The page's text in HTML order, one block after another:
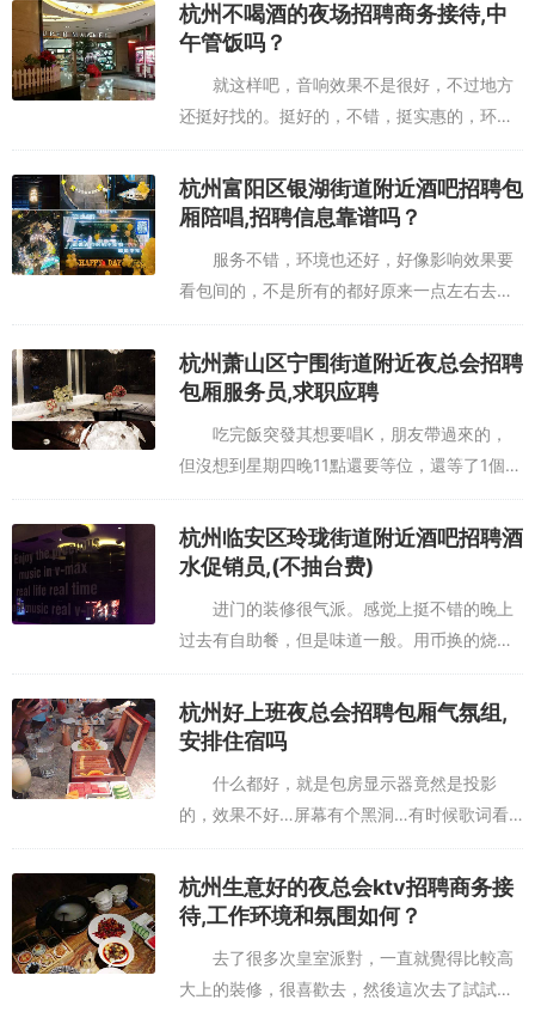
杭州不喝酒的夜场招聘商务接待,中
午管饭吗？
就这样吧，音响效果不是很好，不过地方
还挺好找的。挺好的，不错，挺实惠的，环境
也不错有多少人来纯K是为了吃哈哈哈～两个
人吃不了太多就点了几样比较招牌滴卤肉饭怎
么说～我觉得无功无过可能我比...
杭州富阳区银湖街道附近酒吧招聘包
厢陪唱,招聘信息靠谱吗？
服务不错，环境也还好，好像影响效果要
看包间的，不是所有的都好原来一点左右去是
不需要排队的。蛮好蛮好18.8欢唱7小时超
值，环境又好还送酸梅汤一份。音响很不错.环
境也很不错，下次在来杭州...
杭州萧山区宁围街道附近夜总会招聘
包厢服务员,求职应聘
吃完飯突發其想要唱K，朋友帶過來的，
但沒想到星期四晚11點還要等位，還等了1個多
小時；感覺房間不是很無大，音質還可以，但
有些歌就沒有原版MV，然後最驚喜的是竟然有
美食套餐，而且味道還算...
杭州临安区玲珑街道附近酒吧招聘酒
水促销员,(不抽台费)
进门的装修很气派。感觉上挺不错的晚上
过去有自助餐，但是味道一般。用币换的烧烤
一般，不过饮料还是不错的至于音响效果，
嗯，。。还是可以的。朋友们聚餐选这还是不
错的等了很久ktv开业一开业就...
杭州好上班夜总会招聘包厢气氛组,
安排住宿吗
什么都好，就是包房显示器竟然是投影
的，效果不好…屏幕有个黑洞…有时候歌词看
不清楚，环境挺好的，服务也很好，音响效果
一般般，哎环境很好！朋友去了都说不错，会
推荐工作朋友！音质好好环境好服...
杭州生意好的夜总会ktv招聘商务接
待,工作环境和氛围如何？
去了很多次皇室派對，一直就覺得比較高
大上的裝修，很喜歡去，然後這次去了試試自